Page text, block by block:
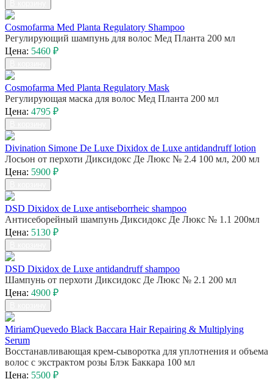
Cosmofarma Med Planta Regulatory Shampoo
Регулирующий шампунь для волос Мед Планта 200 мл
Цена: 5460 ₽
Cosmofarma Med Planta Regulatory Mask
Регулирующая маска для волос Мед Планта 200 мл
Цена: 4795 ₽
Divination Simone De Luxe Dixidox de Luxe antidandruff lotion
Лосьон от перхоти Диксидокс Де Люкс № 2.4 100 мл, 200 мл
Цена: 5900 ₽
DSD Dixidox de Luxe antiseborrheic shampoo
Антисеборейный шампунь Диксидокс Де Люкс № 1.1 200мл
Цена: 5130 ₽
DSD Dixidox de Luxe antidandruff shampoo
Шампунь от перхоти Диксидокс Де Люкс № 2.1 200 мл
Цена: 4900 ₽
MiriamQuevedo Black Baccara Hair Repairing & Multiplying
Serum
Восстанавливающая крем-сыворотка для уплотнения и объема
волос с экстрактом розы Блэк Баккара 100 мл
Цена: 5500 ₽